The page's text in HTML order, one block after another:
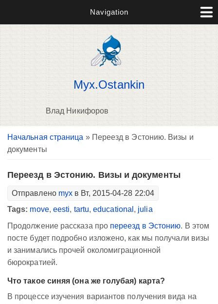
Navigation
Myx.Ostankin
Влад Никифоров
Вы здесь
Начальная страница » Переезд в Эстонию. Визы и
документы
Переезд в Эстонию. Визы и документы
Отправлено myx в Вт, 2015-04-28 22:04
Tags: move, eesti, tartu,educational , julia
Продолжение рассказа про переезд в Эстонию. В этом
посте будет подробно изложено, как мы получали визы
и занимались прочей околомиграционной
бюрократией.
Что такое синяя (она же голубая) карта?
В процессе изучения вариантов получения вида на